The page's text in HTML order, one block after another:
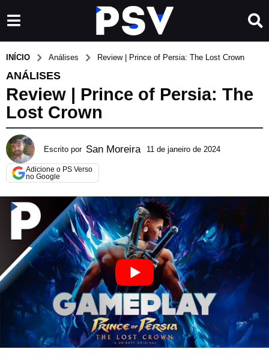
INÍCIO Análises Review | Prince of Persia: The Lost Crown
ANÁLISES
Review | Prince of Persia: The
Lost Crown
Escrito por San Moreira 11 de janeiro de 2024
m
ç
d
e
Adicione o PS Verso
no Google